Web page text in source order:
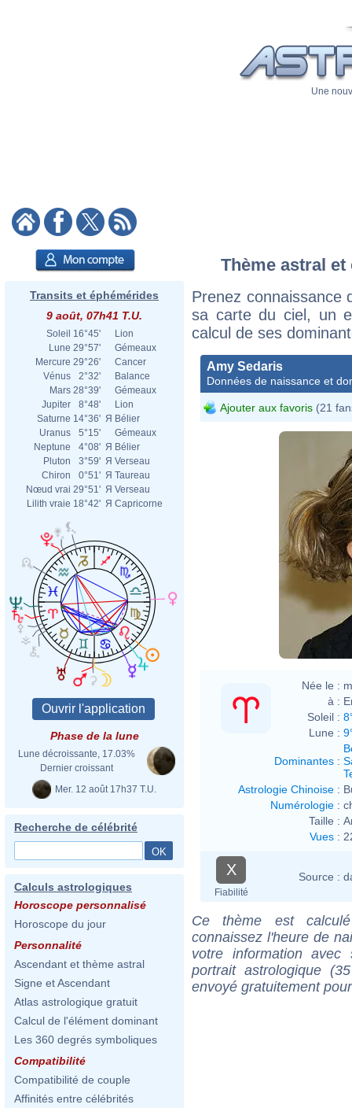
Une
Transits et éphémérides
9 août, 07h41 T.U.
Soleil 16°45'
Lion
Lune 29°57'
Gémeaux
Mercure 29°26'
Cancer
Vénus
2°32'
Balance
Mars 28°39'
Gémeaux
Jupiter
8°48'
Lion
Saturne 14°36' Я Bélier
Uranus
5°15'
Gémeaux
Neptune
4°08' Я Bélier
Pluton
3°59' Я Verseau
Chiron
0°51' Я Taureau
Nœud vrai 29°51' Я Verseau
Lilith vraie 18°42' Я Capricorne
Phase de la lune
Lune décroissante, 17.03%
Dernier croissant
Mer. 12 août 17h37 T.U.
Recherche de célébrité
Calculs astrologiques
Horoscope personnalisé
Horoscope du jour
Personnalité
Ascendant et thème astral
Signe et Ascendant
Atlas astrologique gratuit
Calcul de l'élément dominant
Les 360 degrés symboliques
Compatibilité
Compatibilité de couple
Affinités entre célébrités
Thème astral
Prenez connaissance
sa carte du ciel, un
calcul de ses
Amy Sedaris
Données de naissance et
Ajouter aux favoris (21
Née le :
à :
Soleil :
Lune :
Dominantes :
Astrologie Chinoise :
Numérologie :
Taille :
Vues :
X
Fiabilité
Source :
Ce thème est
connaissez l'heure de
votre information
portrait astrologique
envoyé gratuitement